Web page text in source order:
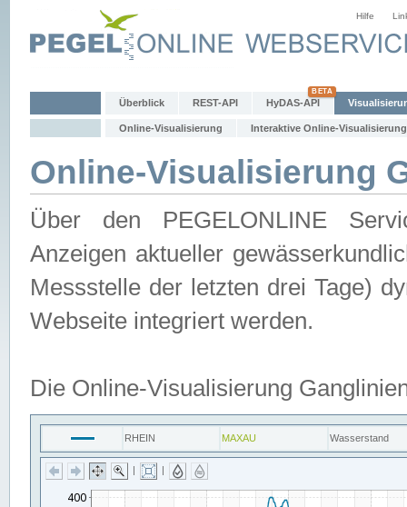
Hilfe
Überblick REST-API HyDAS-API
Online-Visualisierung Interaktive Online-Visualisierung
Online-Visualisierung
Über den PEGELONLINE
Anzeigen aktueller
Messstelle der letzten drei Tage)
Webseite integriert werden.
Die Online-Visualisierung